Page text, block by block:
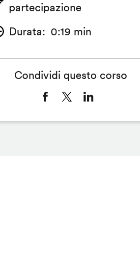
partecipazione
Durata
0:19 min
Condividi questo corso